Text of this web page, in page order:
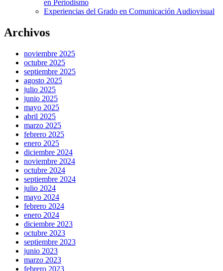
en Periodismo
Experiencias del Grado en Comunicación Audiovisual
Archivos
noviembre 2025
octubre 2025
septiembre 2025
agosto 2025
julio 2025
junio 2025
mayo 2025
abril 2025
marzo 2025
febrero 2025
enero 2025
diciembre 2024
noviembre 2024
octubre 2024
septiembre 2024
julio 2024
mayo 2024
febrero 2024
enero 2024
diciembre 2023
octubre 2023
septiembre 2023
junio 2023
marzo 2023
febrero 2023